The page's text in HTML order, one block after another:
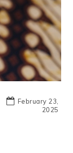
February 23,
2025